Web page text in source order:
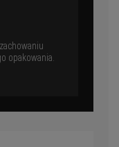
opakowania.